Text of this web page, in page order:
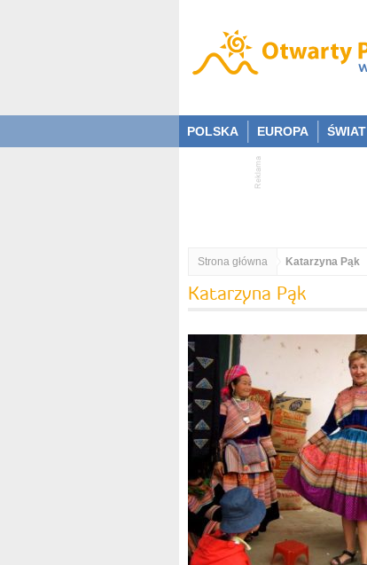
POLSKA EUROPA ŚWIAT
Strona główna Katarzyna Pąk
Katarzyna Pąk